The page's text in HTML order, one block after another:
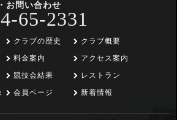
お問い合わせ
65-2331
クラブの歴史
料金案内
競技会結果
会員ページ
クラブ概要
アクセス案内
レストラン
新着情報